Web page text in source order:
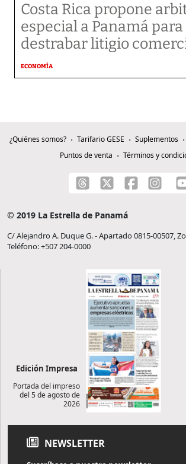
Costa Rica propone
especial a Panamá para
destrabar litigio
ECONOMÍA
¿Quiénes somos? Tarifario GESE Suplementos
Puntos de venta
Términos y
© 2019 La Estrella de Panamá
C/ Alejandro A. Duque G. - Apartado 0815-00507,
Teléfono: +507 204-0000
Edición Impresa
Portada del impreso
del 5 de agosto de
2026
NEWSLETTER